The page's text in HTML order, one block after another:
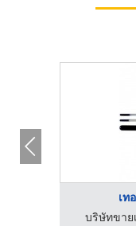
เท
บริษัทขาย